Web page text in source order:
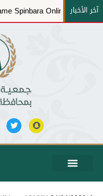
آخر الأخبار
the Game Spinbara Online